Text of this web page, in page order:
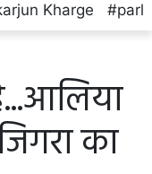
Kharge
का